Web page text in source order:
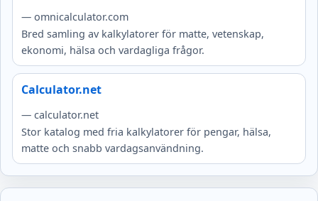
— omnicalculator.com
Bred samling av kalkylatorer för matte, vetenskap,
ekonomi, hälsa och vardagliga frågor.
Calculator.net
— calculator.net
Stor katalog med fria kalkylatorer för pengar, hälsa,
matte och snabb vardagsanvändning.